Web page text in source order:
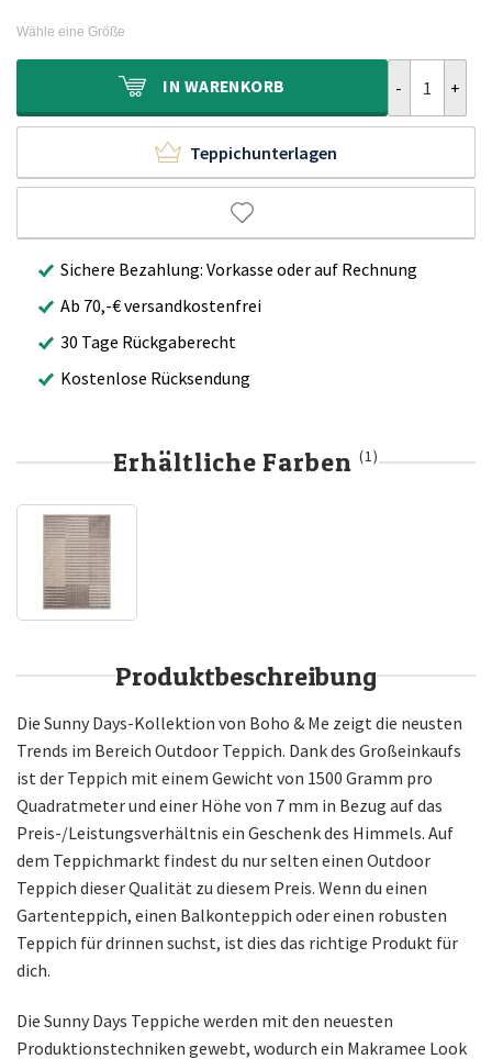
Wähle eine Größe
IN WARENKORB
Teppichunterlagen
Sichere Bezahlung: Vorkasse oder auf Rechnung
Ab 70,-€ versandkostenfrei
30 Tage Rückgaberecht
Kostenlose Rücksendung
Erhältliche Farben(1)
Produktbeschreibung
Die Sunny Days-Kollektion von Boho & Me zeigt die neusten
Trends im Bereich Outdoor Teppich. Dank des Großeinkaufs
ist der Teppich mit einem Gewicht von 1500 Gramm pro
Quadratmeter und einer Höhe von 7 mm in Bezug auf das
Preis-/Leistungsverhältnis ein Geschenk des Himmels. Auf
dem Teppichmarkt findest du nur selten einen Outdoor
Teppich dieser Qualität zu diesem Preis. Wenn du einen
Gartenteppich, einen Balkonteppich oder einen robusten
Teppich für drinnen suchst, ist dies das richtige Produkt für
dich.
Die Sunny Days Teppiche werden mit den neuesten
Produktionstechniken gewebt, wodurch ein Makramee Look